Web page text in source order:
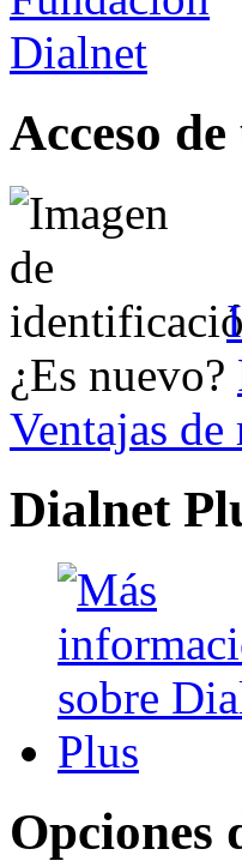
Acceso
¿Es nuevo?
Ventajas de
Dialnet
Opciones